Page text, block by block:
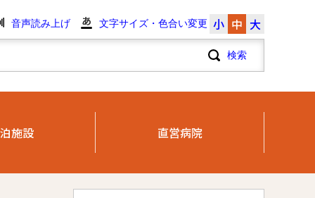
音声読み上げ 文字サイズ・色合い変更 小 中 大
施設 直営病院